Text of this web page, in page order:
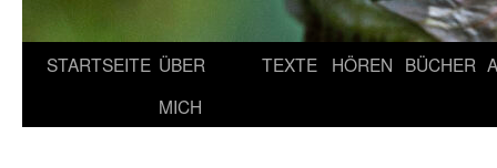
STARTSEITE ÜBER
MICH
TEXTE HÖREN BÜCHER